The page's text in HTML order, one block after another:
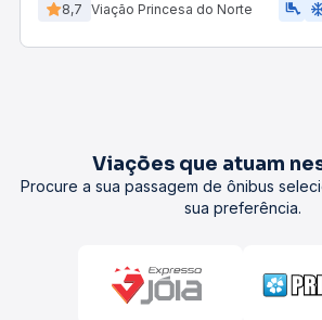
8,7 Viação Princesa do Norte airline_seat_legroom_extra
Viações que atuam
Procure a sua passagem de ônibus
sua preferência.